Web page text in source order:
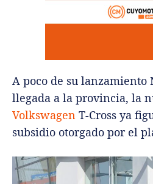
A poco de su lanzamiento
llegada a la provincia, la
Volkswagen T-Cross ya
subsidio otorgado por el